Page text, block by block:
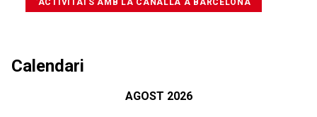
’ACTIVITATS AMB LA CANALLA A BARCELONA
Calendari
AGOST 2026